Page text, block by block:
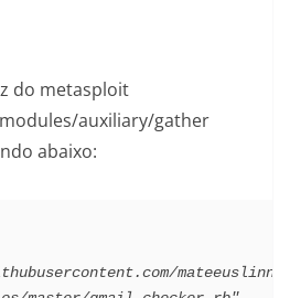
do metasploit
auxiliary/gather
abaixo:
mateeuslinno